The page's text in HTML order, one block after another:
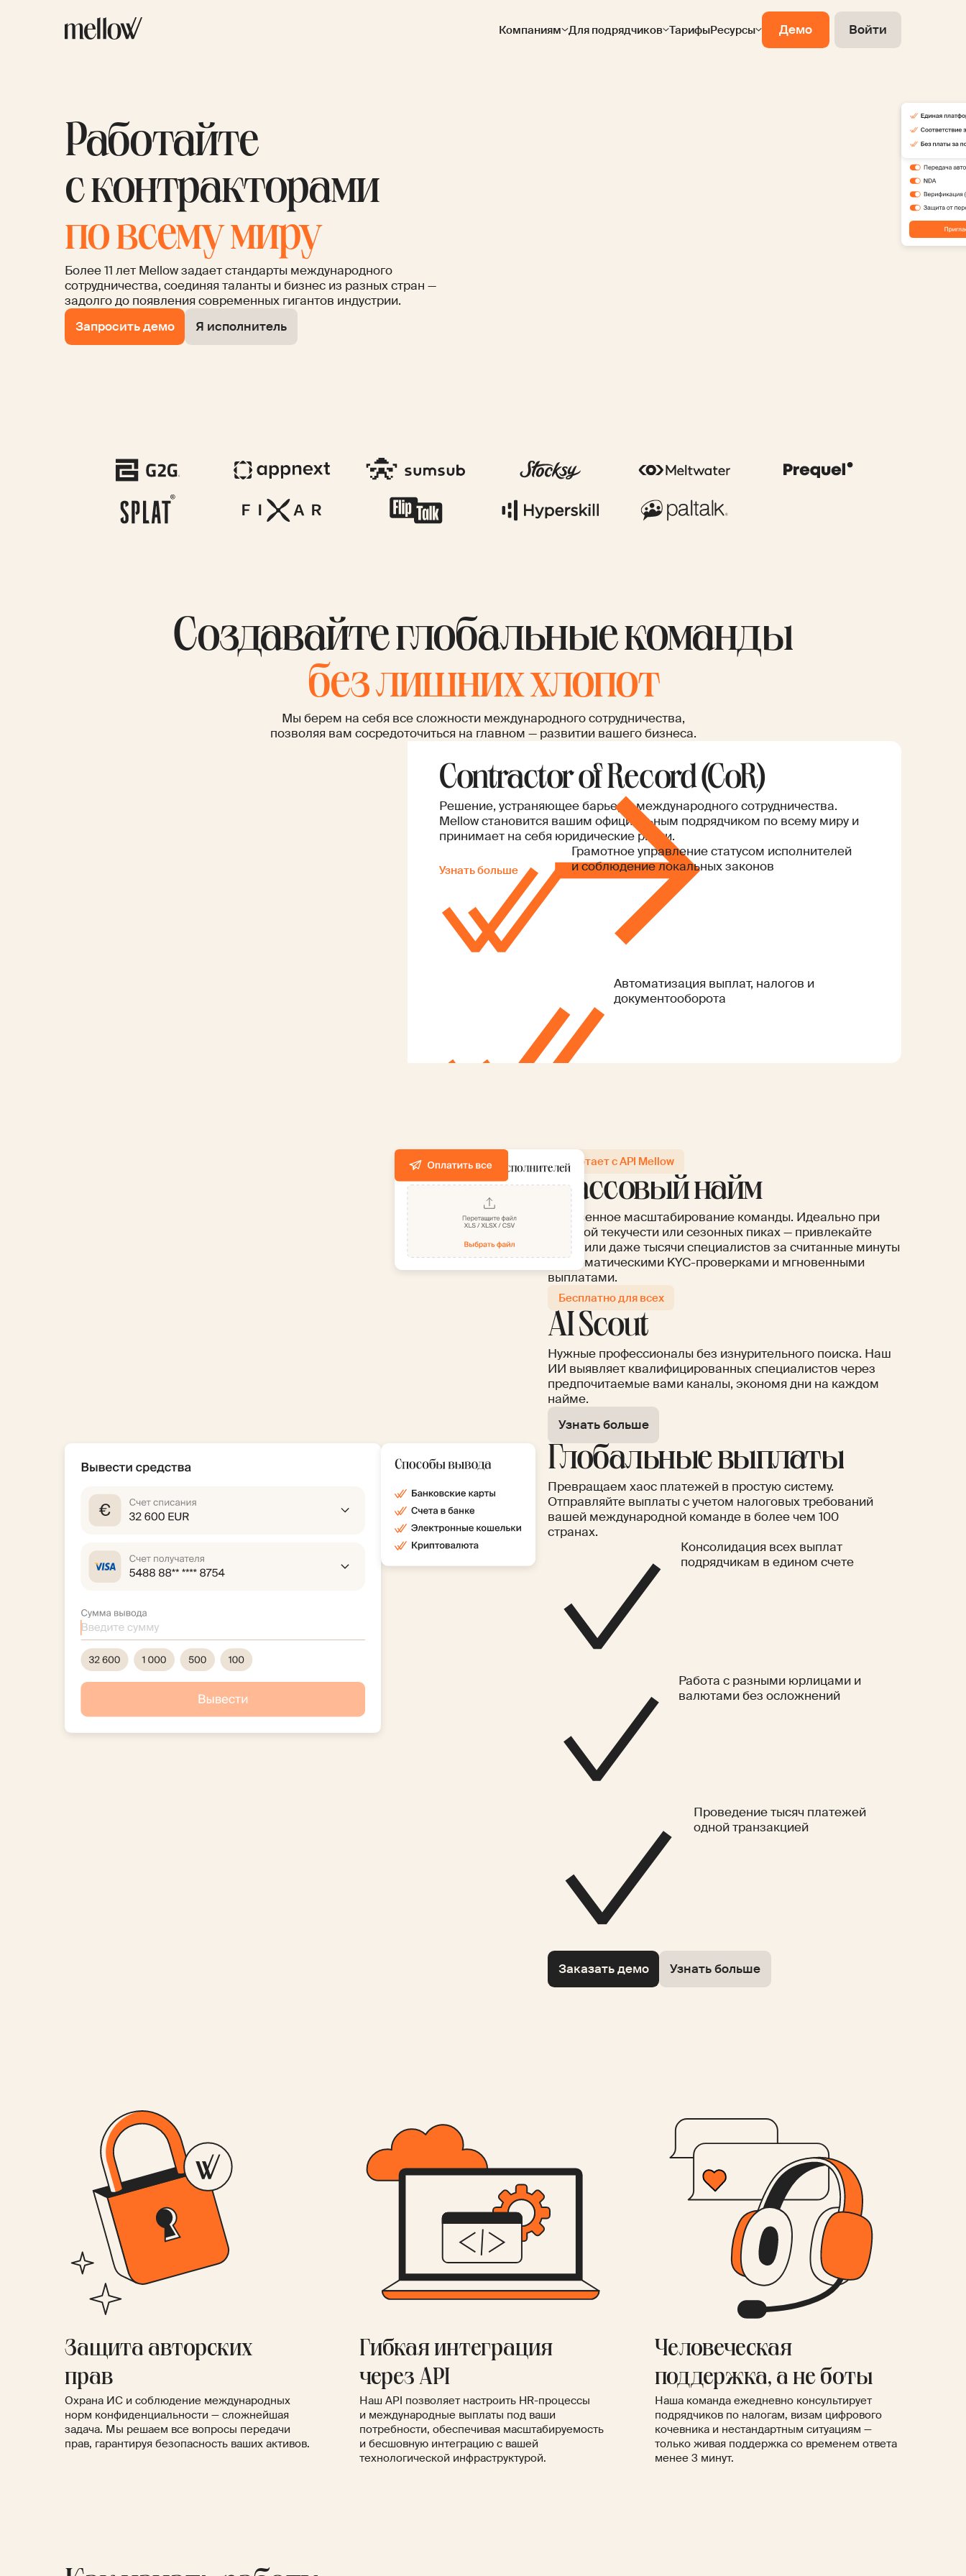
Компаниям Для подрядчиков ТарифыРесурсы Демо Войти
Работайте
с контракторами
по всему миру
Более 11 лет Mellow задает стандарты международного
сотрудничества, соединяя таланты и бизнес из разных стран —
задолго до появления современных гигантов индустрии.
Запросить демо
Я исполнитель
Создавайте глобальные команды
без лишних хлопот
Мы берем на себя все сложности международного сотрудничества,
позволяя вам сосредоточиться на главном — развитии вашего бизнеса.
Узнать больше
Contractor of Record (CoR)
Решение, устраняющее барьеры международного сотрудничества.
Mellow становится вашим официальным подрядчиком по всему миру и
принимает на себя юридические риски.
Грамотное управление статусом исполнителей
и соблюдение локальных законов
Автоматизация выплат, налогов и
документооборота
Без иностранных юрлиц
и бюрократии
Разгрузка HR, юридического
и финансового отделов
От 3,5% — платите по факту
Работает с API Mellow
Массовый найм
Мгновенное масштабирование команды. Идеально при
высокой текучести или сезонных пиках — привлекайте
сотни или даже тысячи специалистов за считанные минуты
с автоматическими KYC-проверками и мгновенными
выплатами.
Бесплатно для всех
AI Scout
Нужные профессионалы без изнурительного поиска. Наш
ИИ выявляет квалифицированных специалистов через
предпочитаемые вами каналы, экономя дни на каждом
найме.
Узнать больше
Глобальные выплаты
Превращаем хаос платежей в простую систему.
Отправляйте выплаты с учетом налоговых требований
вашей международной команде в более чем 100
странах.
Консолидация всех выплат
подрядчикам в едином счете
Работа с разными юрлицами и
валютами без осложнений
Проведение тысяч платежей
одной транзакцией
Заказать демо Узнать больше
Защита авторских
прав
Охрана ИС и соблюдение международных
норм конфиденциальности — сложнейшая
задача. Мы решаем все вопросы передачи
прав, гарантируя безопасность ваших активов.
Гибкая интеграция
через API
Наш API позволяет настроить HR-процессы
и международные выплаты под ваши
потребности, обеспечивая масштабируемость
и бесшовную интеграцию с вашей
технологической инфраструктурой.
Человеческая
поддержка, а не боты
Наша команда ежедневно консультирует
подрядчиков по налогам, визам цифрового
кочевника и нестандартным ситуациям —
только живая поддержка со временем ответа
менее 3 минут.